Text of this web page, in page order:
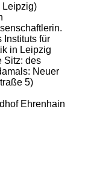
Leipzig)
Instituts für
in Leipzig
Sitz: des
Neuer
5)
Ehrenhain